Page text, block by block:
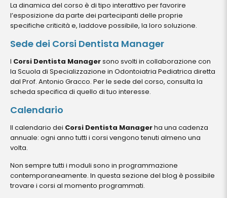
La dinamica del corso è di tipo interattivo per favorire
l’esposizione da parte dei partecipanti delle proprie
specifiche criticità e, laddove possibile, la loro soluzione.
Sede dei Corsi Dentista Manager
I Corsi Dentista Managersono svolti in collaborazione con
la Scuola di Specializzazione in Odontoiatria Pediatrica diretta
dal Prof. Antonio Gracco. Per le sede del corso, consulta la
scheda specifica di quello di tuo interesse.
Calendario
Il calendario dei Corsi Dentista Managerha una cadenza
annuale: ogni anno tutti i corsi vengono tenuti almeno una
volta.
Non sempre tutti i moduli sono in programmazione
contemporaneamente. In questa sezione del blog è possibile
trovare i corsi al momento programmati.